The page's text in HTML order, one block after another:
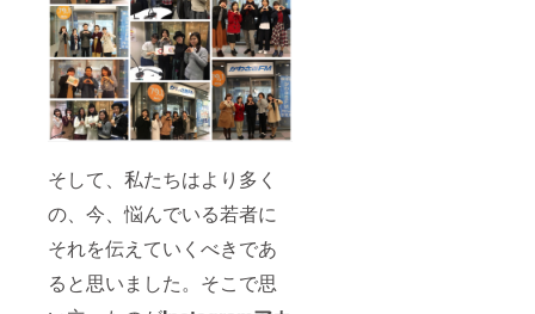
そして、私たちはより多く
の、今、悩んでいる若者に
それを伝えていくべきであ
ると思いました。そこで思